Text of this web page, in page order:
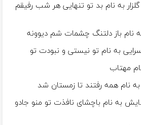
به نام ﺑﺪ ﺗﻮ ﺗﻨﻬﺎﻳﻰ ﻫﺮ ﺷﺐ رﻓﻴﻘﻢ
نام باز دلتنگ چشمات شم دیوونه
به نام تو نیستی و نبودت تو
مهتاب
به نام همه رفتند تا زمستان شد
به نام باچشای نافذت تو منو جادو